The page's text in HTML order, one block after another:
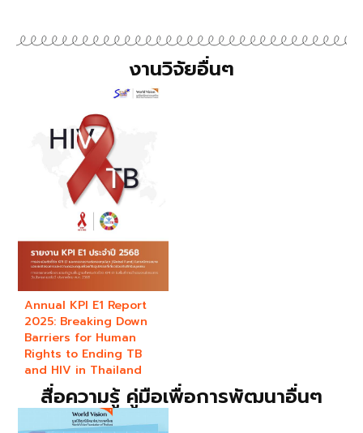
งานวิจัยอื่นๆ
Annual KPI E1 Report
2025: Breaking Down
Barriers for Human
Rights to Ending TB
and HIV in Thailand
สื่อความรู้ คู่มือเพื่อการพัฒนาอื่นๆ